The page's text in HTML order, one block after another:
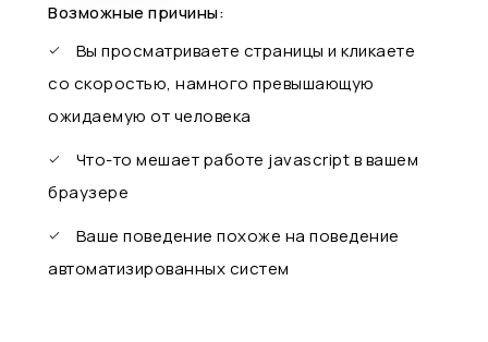
Возможные причины:
Вы просматриваете страницы и кликаете
со скоростью, намного превышающую
ожидаемую от человека
Что-то мешает работе javascript в вашем
браузере
Ваше поведение похоже на поведение
автоматизированных систем